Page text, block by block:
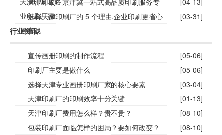
业印刷厂家
选择天津印刷厂的 5 个理由,企业印刷更省心
更省钱
[03-31]
行业资讯
宣传画册印刷的制作流程
[05-06]
印刷厂主要是做什么
[05-06]
选择天津专业画册印刷厂家的核心要素
[03-04]
天津印刷厂的印刷效率十分关键
[01-13]
天津印刷厂费用怎么样？贵不贵？
[08-10]
包装印刷厂面临怎样的困局？要如何改变？
[08-10]